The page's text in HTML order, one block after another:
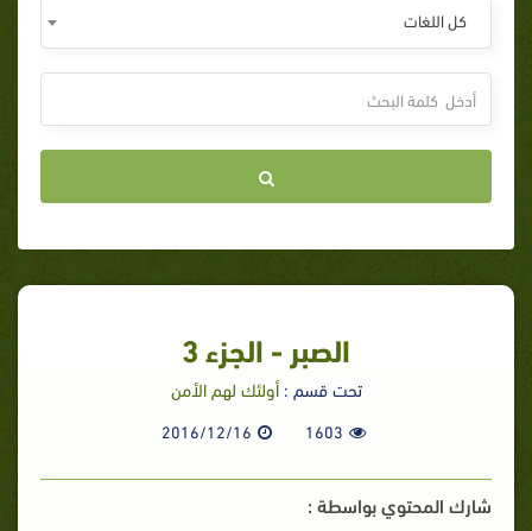
كل اللغات
الصبر - الجزء 3
تحت قسم :أولئك لهم الأمن
1603
2016/12/16
شارك المحتوي بواسطة :